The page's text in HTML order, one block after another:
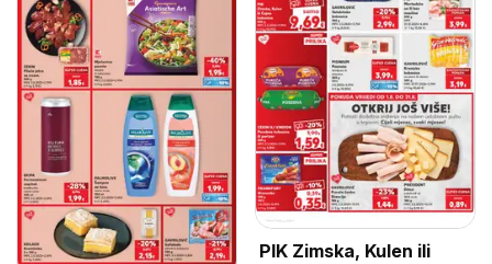
PIK Zimska, Kulen ili